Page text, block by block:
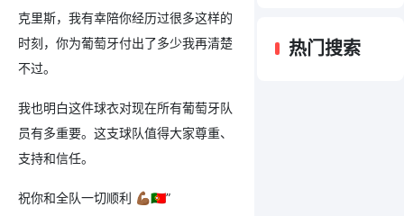
克里斯，我有幸陪你经历过很多这样的
时刻，你为葡萄牙付出了多少我再清楚
不过。
我也明白这件球衣对现在所有葡萄牙队
员有多重要。这支球队值得大家尊重、
支持和信任。
祝你和全队一切顺利 💪🏾🇵🇹”
热门搜索